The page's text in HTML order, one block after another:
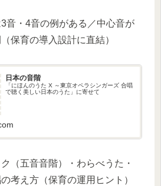
音・4音の例がある／中心音が
保育の導入設計に直結）
日本の音階
「にほんのうた X ～東京オペラシンガーズ 合唱
で聴く美しい日本のうた」に寄せて
（五音音階）・わらべうた・
考え方（保育の運用ヒント）